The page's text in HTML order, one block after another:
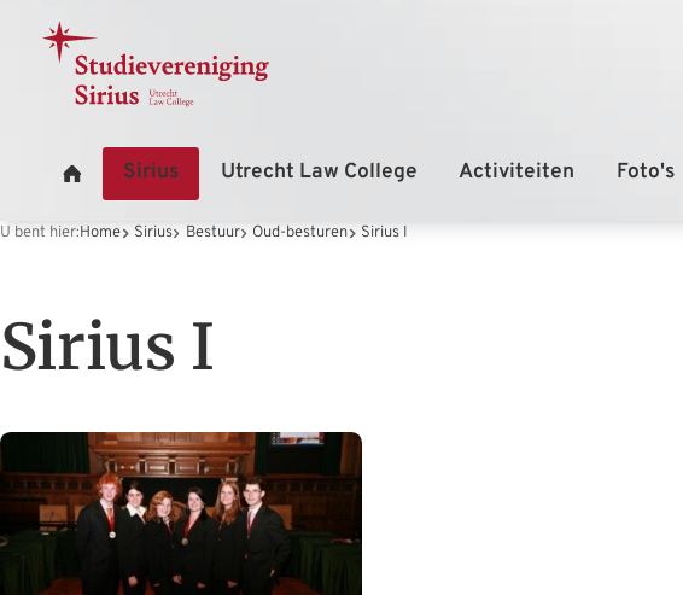
U bent hier:Home Sirius Bestuur Oud-besturen Sirius I
Sirius I